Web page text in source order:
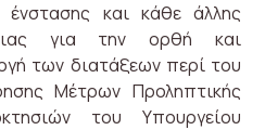
ένστασης και κάθε άλλης
για την ορθή και
των διατάξεων περί του
Μέτρων Προληπτικής
του Υπουργείου